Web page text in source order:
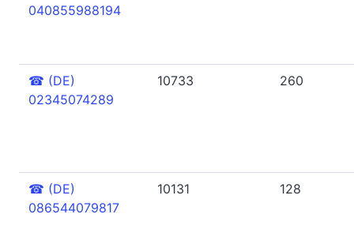
040855988194
☎ (DE)
02345074289
10733 260
☎ (DE)
086544079817
10131 128